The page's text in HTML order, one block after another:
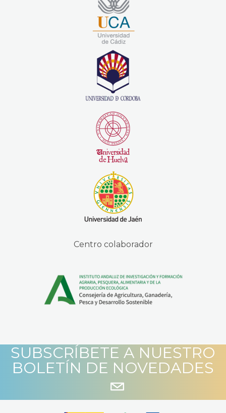
Centro colaborador
SUBSCRÍBETE A NUESTRO
BOLETÍN DE NOVEDADES